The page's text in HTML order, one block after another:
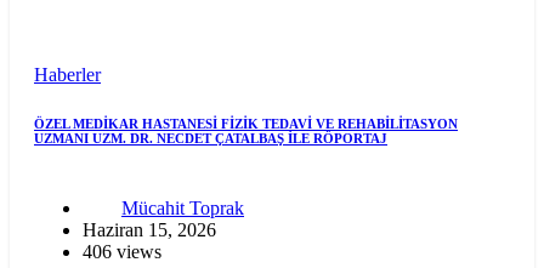
Haberler
ÖZEL MEDİKAR HASTANESİ FİZİK TEDAVİ VE REHABİLİTASYON
UZMANI UZM. DR. NECDET ÇATALBAŞ İLE RÖPORTAJ
Mücahit Toprak
Haziran 15, 2026
406 views